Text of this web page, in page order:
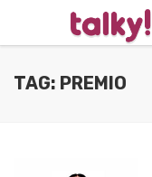
TAG: PREMIO